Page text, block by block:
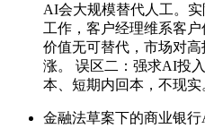
AI会大规模替代人工。
工作，客户经理维系客
价值无可替代，市场对
涨。 误区二：强求AI投
本、短期内回本，不现实
金融法草案下的商业银